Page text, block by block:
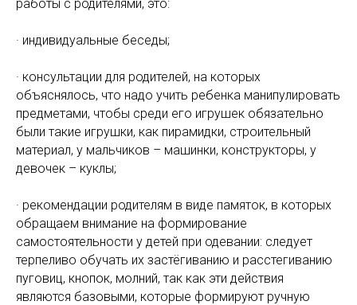
работы с родителями, это:
· индивидуальные беседы;
· консультации для родителей, на которых
объяснялось, что надо учить ребенка манипулировать
предметами, чтобы среди его игрушек обязательно
были такие игрушки, как пирамидки, строительный
материал, у мальчиков – машинки, конструкторы, у
девочек – куклы;
· рекомендации родителям в виде памяток, в которых
обращаем внимание на формирование
самостоятельности у детей при одевании: следует
терпеливо обучать их застёгиванию и расстегиванию
пуговиц, кнопок, молний, так как эти действия
являются базовыми, которые формируют ручную